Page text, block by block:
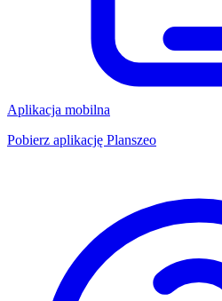
Aplikacja mobilna
Pobierz aplikację Planszeo